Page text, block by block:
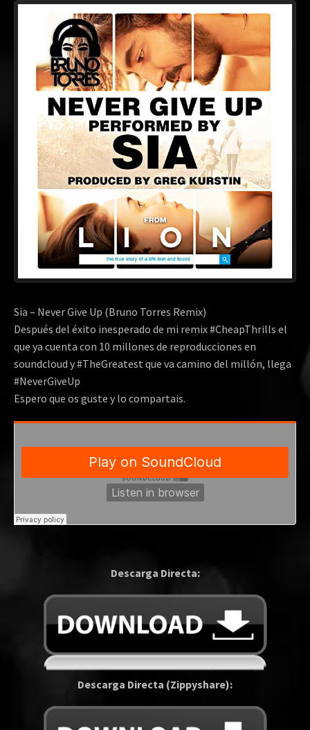
Sia – Never Give Up (Bruno Torres Remix)
Después del éxito inesperado de mi remix #CheapThrills el
que ya cuenta con 10 millones de reproducciones en
soundcloud y #TheGreatest que va camino del millón, llega
#NeverGiveUp
Espero que os guste y lo compartais.
Descarga Directa:
Descarga Directa (Zippyshare):